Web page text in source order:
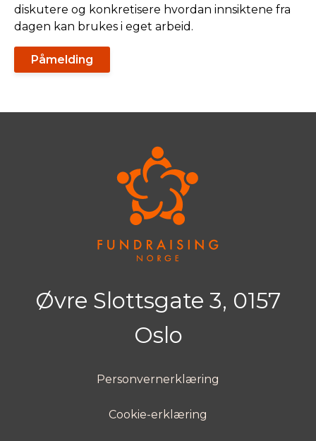
diskutere og konkretisere hvordan innsiktene fra
dagen kan brukes i eget arbeid.
Påmelding
Øvre Slottsgate 3, 0157
Oslo
Personvernerklæring
Cookie-erklæring